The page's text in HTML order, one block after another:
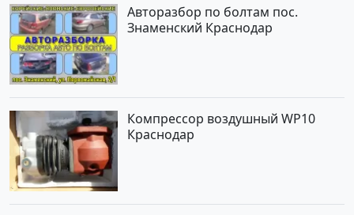
Авторазбор по болтам пос.
Знаменский Краснодар
Компрессор воздушный WP10
Краснодар